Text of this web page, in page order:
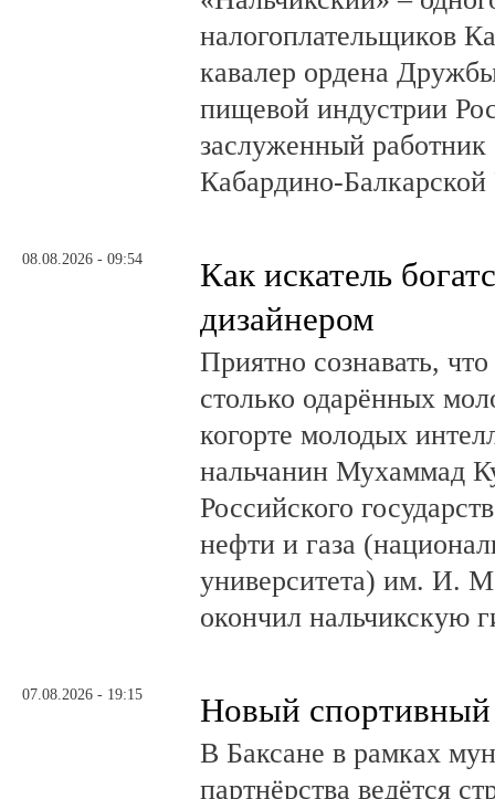
налогоплательщиков
кавалер ордена
пищевой индустрии
заслуженный работник
Кабардино-
08.08.2026 - 09:54
Как искатель
дизайнером
Приятно сознавать,
столько одарённых
когорте молодых
нальчанин Мухаммад
Российского
нефти и газа
университета) им. И.
окончил нальчикскую
07.08.2026 - 19:15 Новый спортивный
В Баксане в рамках
партнёрства ведётся